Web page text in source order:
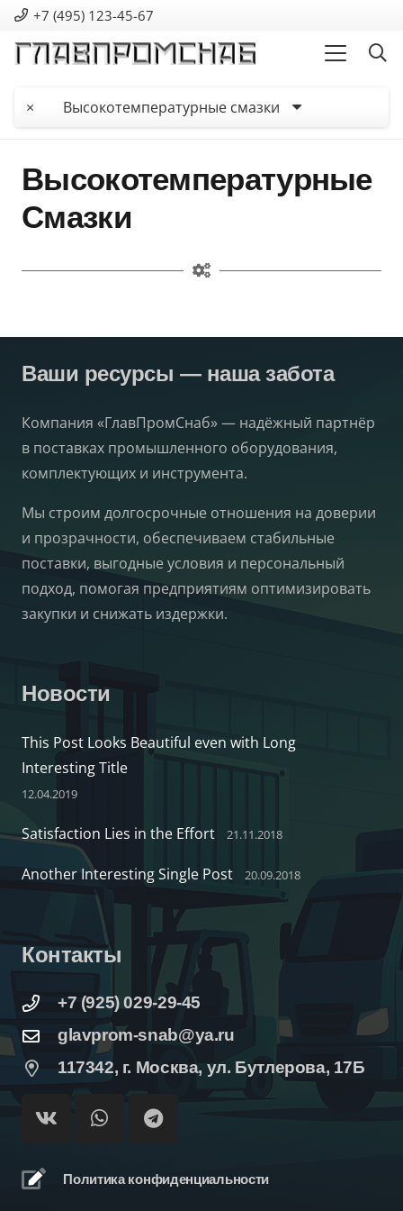
+7 (495) 123-45-67
× Высокотемпературные смазки
Высокотемпературные
Смазки
Ваши ресурсы — наша забота
Компания «ГлавПромСнаб» — надёжный партнёр
в поставках промышленного оборудования,
комплектующих и инструмента.
Мы строим долгосрочные отношения на доверии
и прозрачности, обеспечиваем стабильные
поставки, выгодные условия и персональный
подход, помогая предприятиям оптимизировать
закупки и снижать издержки.
Новости
This Post Looks Beautiful even with Long
Interesting Title
12.04.2019
Satisfaction Lies in the Effort 21.11.2018
Another Interesting Single Post 20.09.2018
Контакты
+7 (925) 029-29-45
glavprom-snab@ya.ru
117342, г. Москва, ул. Бутлерова, 17Б
Политика конфиденциальности